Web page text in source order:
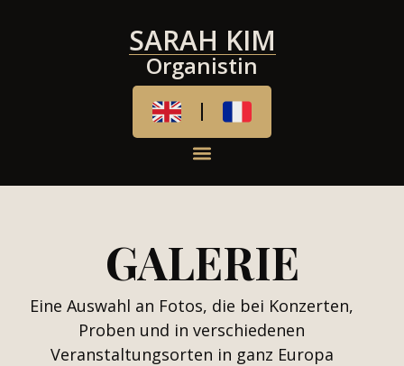
SARAH KIM
Organistin
GALERIE
Eine Auswahl an Fotos, die bei Konzerten,
Proben und in verschiedenen
Veranstaltungsorten in ganz Europa